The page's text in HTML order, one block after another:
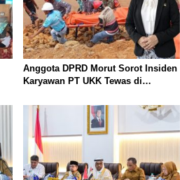
Anggota DPRD Morut Sorot Insiden
Karyawan PT UKK Tewas di